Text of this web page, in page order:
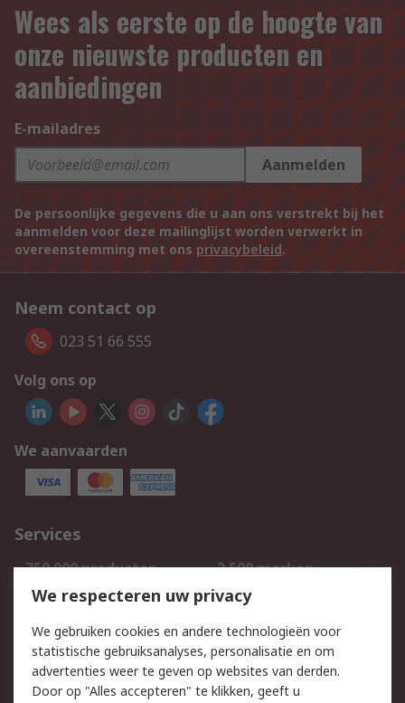
Wees als eerste op de hoogte van
onze nieuwste producten en
aanbiedingen
E-mailadres
Aanmelden
De persoonlijke gegevens die u aan ons verstrekt bij het
aanmelden voor deze mailinglijst worden verwerkt in
overeenstemming met ons privacybeleid.
Neem contact op
023 51 66 555
Volg ons op
We aanvaarden
Services
750.000 producten
2.500 merken
Bestellen
Inkoopoplossingen
Track & Trace
Wettelijk
We respecteren uw privacy
We gebruiken cookies en andere technologieën voor
statistische gebruiksanalyses, personalisatie en om
advertenties weer te geven op websites van derden.
Door op "Alles accepteren" te klikken, geeft u